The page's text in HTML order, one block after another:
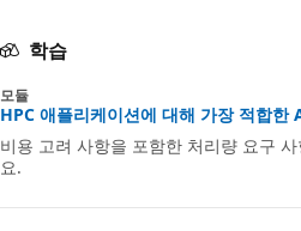
학습
모듈
HPC 애플리케이션에 대해 가장 적합
비용 고려 사항을 포함한 처리량 요구
요.